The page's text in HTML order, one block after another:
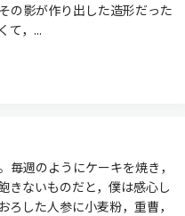
の影が作り出した造形だった
て，...
週のようにケーキを焼き，
きないものだと，僕は感心し
した人参に小麦粉，重曹，